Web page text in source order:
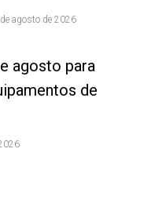
agosto de 2026
agosto para
de